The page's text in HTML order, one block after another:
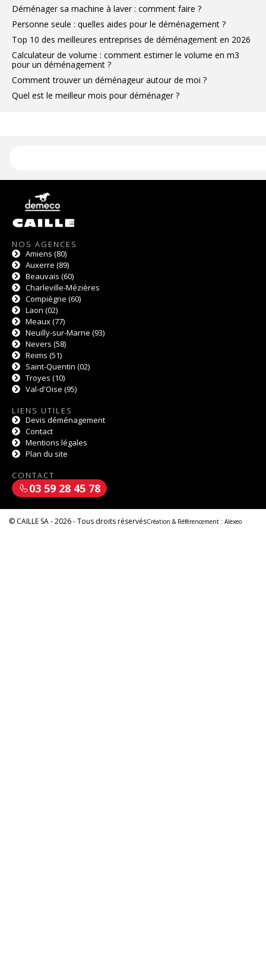
Déménager sa machine à laver : comment faire ?
Personne seule : quelles aides pour le déménagement ?
Top 10 des meilleures entreprises de déménagement en 2026
Calculateur de volume : comment estimer le volume en m3
pour un déménagement ?
Comment trouver un déménageur autour de moi ?
Quel est le meilleur mois pour déménager ?
NOS AGENCES
Amiens (80)
Auxerre (89)
Beauvais (60)
Charleville-Mézières
Compiègne (60)
Laon (02)
Meaux (77)
Neuilly-sur-Marne (93)
Nevers (58)
Reims (51)
Saint-Quentin (02)
Troyes (10)
Val-d'Oise (95)
LIENS UTILES
Devis déménagement
Contact
Mentions légales
Plan du site
CONTACT
03 59 28 45 78
© CAILLE SA - 2026 - Tous droits réservésCréation & Référencement : Alexeo